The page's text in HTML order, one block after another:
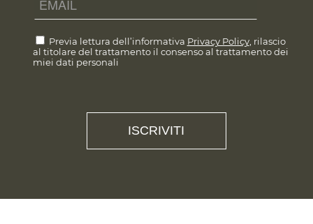
Previa lettura dell’informativa Privacy Policy, rilascio
al titolare del trattamento il consenso al trattamento dei
miei dati personali